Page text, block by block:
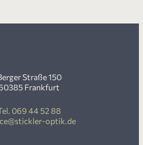
Straße 150
Frankfurt
069 44 52 88
optik.de